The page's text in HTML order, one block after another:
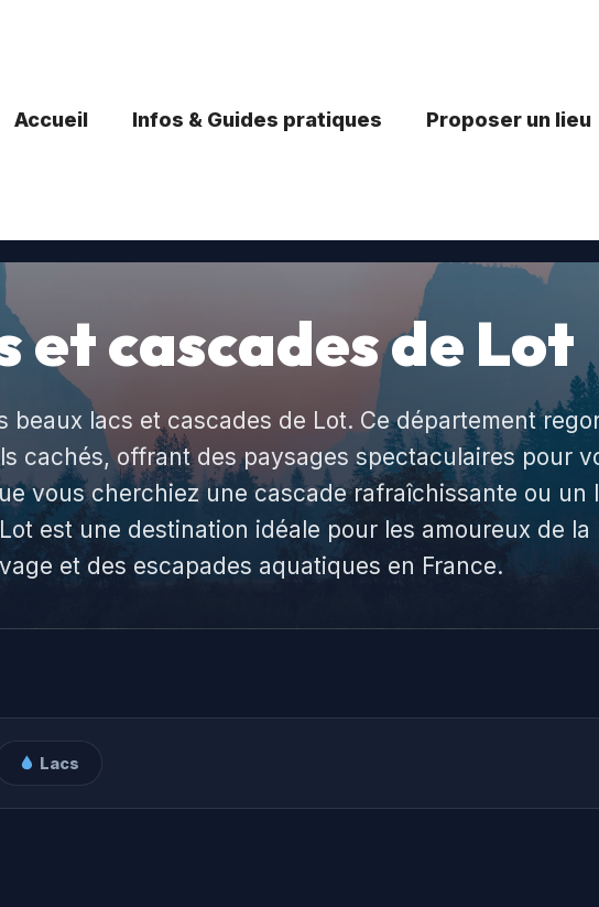
Accueil Infos & Guides pratiques Proposer un lieu
et cascades de Lot
beaux lacs et cascades de Lot. Ce département
cachés, offrant des paysages spectaculaires pour
vous cherchiez une cascade rafraîchissante ou un
est une destination idéale pour les amoureux de la
et des escapades aquatiques en France.
Lacs